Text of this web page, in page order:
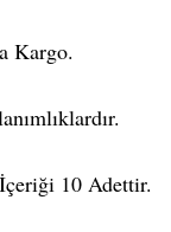
Kargo.
10 Adettir.